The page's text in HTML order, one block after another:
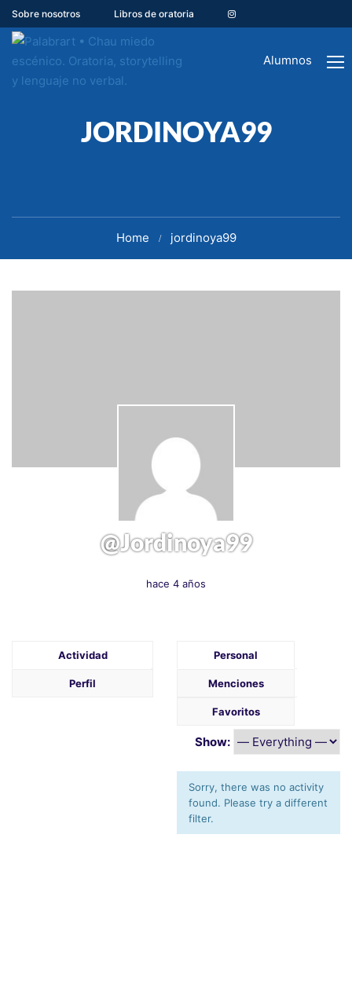
Sobre nosotros Libros de oratoria
Alumnos
JORDINOYA99
Home jordinoya99
@jordinoya99
hace 4 años
Actividad
Perfil
Personal
Menciones
Favoritos
Show:
Sorry, there was no activity
found. Please try a different
filter.